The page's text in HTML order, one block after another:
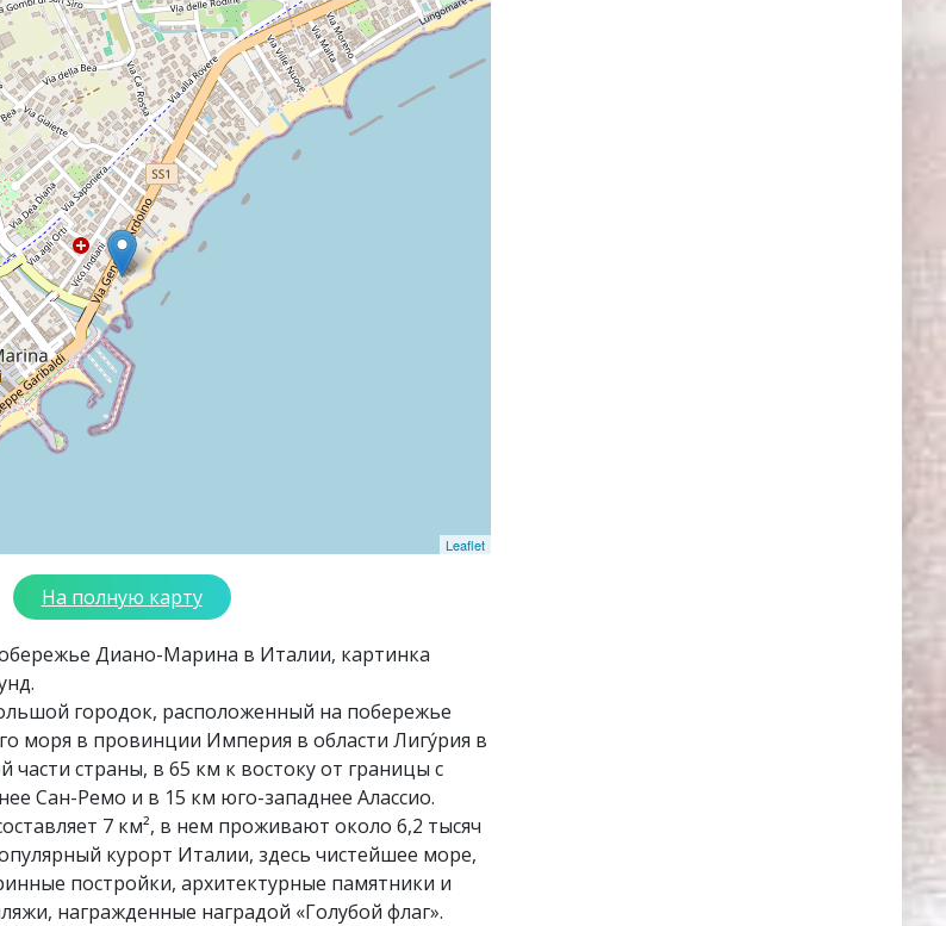
Leaflet
На полную карту
Диано-Марина в Италии, картинка
городок, расположенный на побережье
моря в провинции Империя в области Лигу́рия в
части страны, в 65 км к востоку от границы с
Сан-Ремо и в 15 км юго-западнее Алассио.
7 км², в нем проживают около 6,2 тысяч
курорт Италии, здесь чистейшее море,
постройки, архитектурные памятники и
награжденные наградой «Голубой флаг».